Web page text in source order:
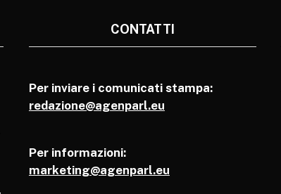
CONTATTI
Per inviare i comunicati stampa:
redazione@agenparl.eu
Per informazioni:
marketing@agenparl.eu